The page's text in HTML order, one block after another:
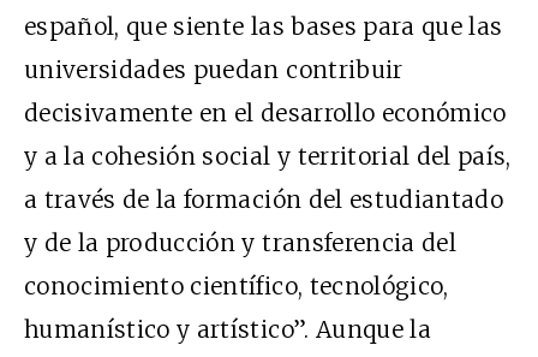
español, que siente las bases para que las
universidades puedan contribuir
decisivamente en el desarrollo económico
y a la cohesión social y territorial del país,
a través de la formación del estudiantado
y de la producción y transferencia del
conocimiento científico, tecnológico,
humanístico y artístico”. Aunque la